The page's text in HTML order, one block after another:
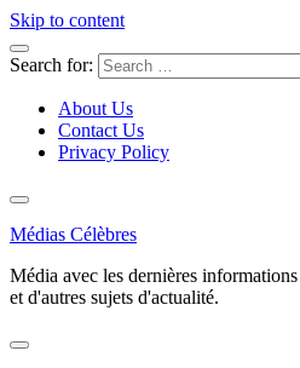
Skip to content
Search for:
About Us
Contact Us
Privacy Policy
Médias Célèbres
Média avec les dernières
et d'autres sujets d'actualité.